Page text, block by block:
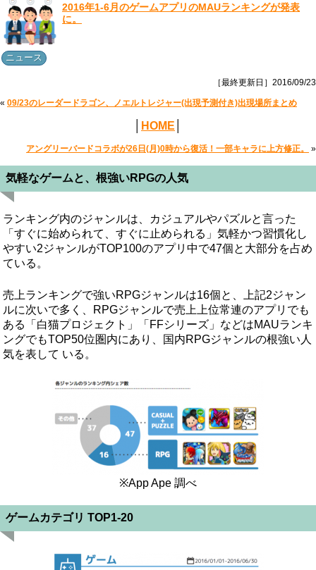
2016年1-6月のゲームアプリのMAUランキングが発表
に。
ニュース
［最終更新日］2016/09/23
« 09/23のレーダードラゴン、ノエルトレジャー(出現予測付き)出現場所まとめ
HOME
アングリーバードコラボが26日(月)0時から復活！一部キャラに上方修正。 »
気軽なゲームと、根強いRPGの人気
ランキング内のジャンルは、カジュアルやパズルと言った
「すぐに始められて、すぐに止められる」気軽かつ習慣化し
やすい2ジャンルがTOP100のアプリ中で47個と大部分を占め
ている。
売上ランキングで強いRPGジャンルは16個と、上記2ジャン
ルに次いで多く、RPGジャンルで売上上位常連のアプリでも
ある「白猫プロジェクト」「FFシリーズ」などはMAUランキ
ングでもTOP50位圏内にあり、国内RPGジャンルの根強い人
気を表して いる。
※App Ape 調べ
ゲームカテゴリ TOP1-20